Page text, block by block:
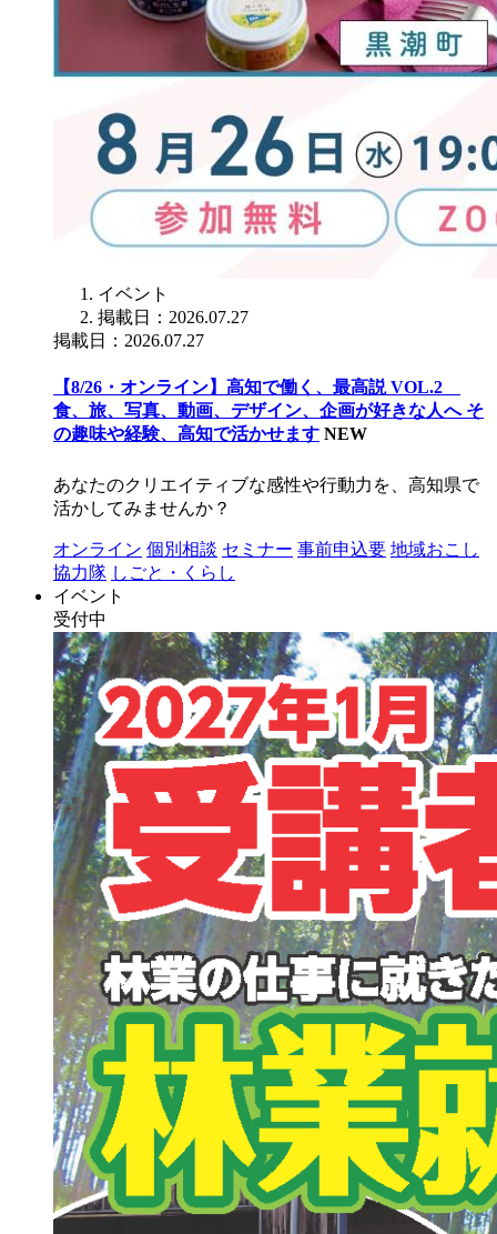
イベント
掲載日：2026.07.27
掲載日：2026.07.27
【8/26・オンライン】高知で働く、最高説 VOL.2
食、旅、写真、動画、デザイン、企画が好きな人へ そ
の趣味や経験、高知で活かせます NEW
あなたのクリエイティブな感性や行動力を、高知県で
活かしてみませんか？
オンライン 個別相談 セミナー 事前申込要 地域おこし
協力隊 しごと・くらし
イベント
受付中